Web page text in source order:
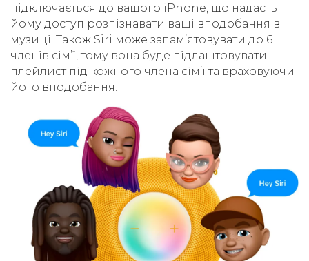
підключається до вашого iPhone, що надасть
йому доступ розпізнавати ваші вподобання в
музиці. Також Siri може запамʼятовувати до 6
членів сімʼї, тому вона буде підлаштовувати
плейлист під кожного члена сімʼї та враховуючи
його вподобання.